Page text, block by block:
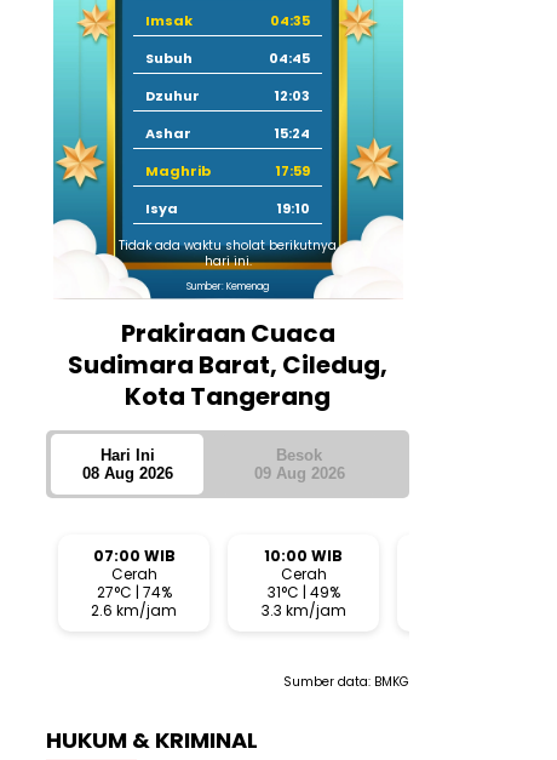
Imsak
04:35
Subuh
04:45
Dzuhur
12:03
Ashar
15:24
Maghrib
17:59
Isya
19:10
Tidak ada waktu sholat berikutnya
hari ini.
Sumber: Kemenag
Prakiraan Cuaca
Sudimara Barat, Ciledug,
Kota Tangerang
Hari Ini
08 Aug 2026
Besok
09 Aug 2026
07:00 WIB
Cerah
27°C | 74%
2.6 km/jam
10:00 WIB
Cerah
31°C | 49%
3.3 km/jam
Sumber data: BMKG
HUKUM & KRIMINAL